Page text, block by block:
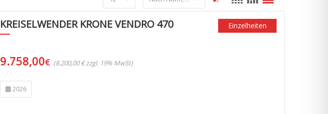
KREISELWENDER KRONE VENDRO 470
9.758,00€ (8.200,00 € zzgl. 19% MwSt)
Einzelheiten
2026